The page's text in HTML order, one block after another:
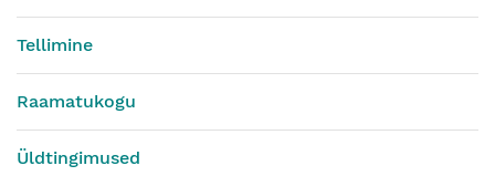
Tellimine
Raamatukogu
Üldtingimused